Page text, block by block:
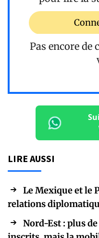
Pas encore de
LIRE AUSSI
Le Mexique et le
relations
Nord-Est : plus